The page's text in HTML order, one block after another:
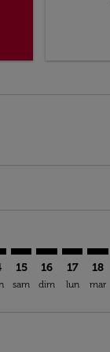
15
sam
16
dim
17
lun
18
mar